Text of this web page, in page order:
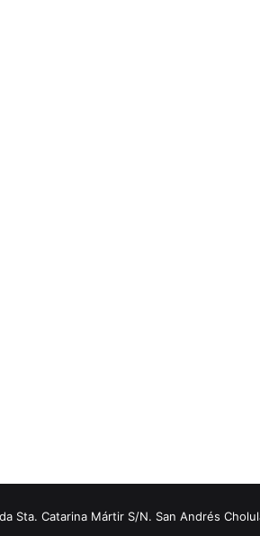
Catarina Mártir S/N. San Andrés